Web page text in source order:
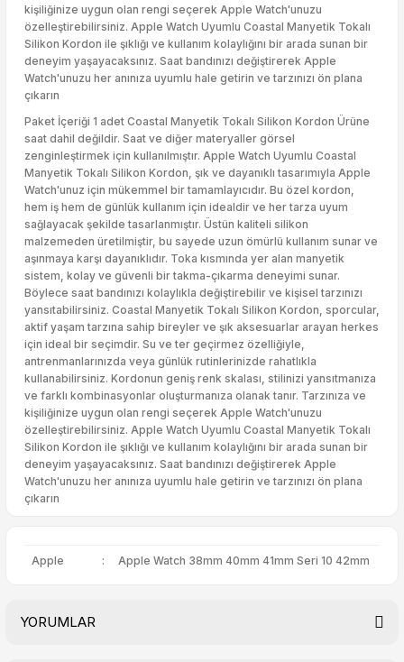
kişiliğinize uygun olan rengi seçerek Apple Watch'unuzu
özelleştirebilirsiniz. Apple Watch Uyumlu Coastal Manyetik Tokalı
Silikon Kordon ile şıklığı ve kullanım kolaylığını bir arada sunan bir
deneyim yaşayacaksınız. Saat bandınızı değiştirerek Apple
Watch'unuzu her anınıza uyumlu hale getirin ve tarzınızı ön plana
çıkarın
Paket İçeriği 1 adet Coastal Manyetik Tokalı Silikon Kordon Ürüne
saat dahil değildir. Saat ve diğer materyaller görsel
zenginleştirmek için kullanılmıştır. Apple Watch Uyumlu Coastal
Manyetik Tokalı Silikon Kordon, şık ve dayanıklı tasarımıyla Apple
Watch'unuz için mükemmel bir tamamlayıcıdır. Bu özel kordon,
hem iş hem de günlük kullanım için idealdir ve her tarza uyum
sağlayacak şekilde tasarlanmıştır. Üstün kaliteli silikon
malzemeden üretilmiştir, bu sayede uzun ömürlü kullanım sunar ve
aşınmaya karşı dayanıklıdır. Toka kısmında yer alan manyetik
sistem, kolay ve güvenli bir takma-çıkarma deneyimi sunar.
Böylece saat bandınızı kolaylıkla değiştirebilir ve kişisel tarzınızı
yansıtabilirsiniz. Coastal Manyetik Tokalı Silikon Kordon, sporcular,
aktif yaşam tarzına sahip bireyler ve şık aksesuarlar arayan herkes
için ideal bir seçimdir. Su ve ter geçirmez özelliğiyle,
antrenmanlarınızda veya günlük rutinlerinizde rahatlıkla
kullanabilirsiniz. Kordonun geniş renk skalası, stilinizi yansıtmanıza
ve farklı kombinasyonlar oluşturmanıza olanak tanır. Tarzınıza ve
kişiliğinize uygun olan rengi seçerek Apple Watch'unuzu
özelleştirebilirsiniz. Apple Watch Uyumlu Coastal Manyetik Tokalı
Silikon Kordon ile şıklığı ve kullanım kolaylığını bir arada sunan bir
deneyim yaşayacaksınız. Saat bandınızı değiştirerek Apple
Watch'unuzu her anınıza uyumlu hale getirin ve tarzınızı ön plana
çıkarın
Apple : Apple Watch 38mm 40mm 41mm Seri 10 42mm
YORUMLAR